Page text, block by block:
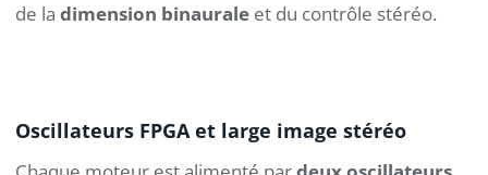
de la dimension binaurale et du contrôle stéréo.
Oscillateurs FPGA et large image stéréo